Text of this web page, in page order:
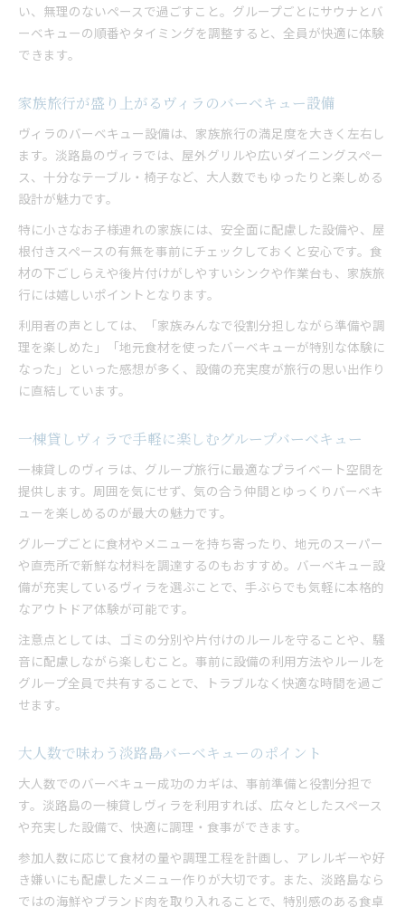
い、無理のないペースで過ごすこと。グループごとにサウナとバ
ーベキューの順番やタイミングを調整すると、全員が快適に体験
できます。
家族旅行が盛り上がるヴィラのバーベキュー設備
ヴィラのバーベキュー設備は、家族旅行の満足度を大きく左右し
ます。淡路島のヴィラでは、屋外グリルや広いダイニングスペー
ス、十分なテーブル・椅子など、大人数でもゆったりと楽しめる
設計が魅力です。
特に小さなお子様連れの家族には、安全面に配慮した設備や、屋
根付きスペースの有無を事前にチェックしておくと安心です。食
材の下ごしらえや後片付けがしやすいシンクや作業台も、家族旅
行には嬉しいポイントとなります。
利用者の声としては、「家族みんなで役割分担しながら準備や調
理を楽しめた」「地元食材を使ったバーベキューが特別な体験に
なった」といった感想が多く、設備の充実度が旅行の思い出作り
に直結しています。
一棟貸しヴィラで手軽に楽しむグループバーベキュー
一棟貸しのヴィラは、グループ旅行に最適なプライベート空間を
提供します。周囲を気にせず、気の合う仲間とゆっくりバーベキ
ューを楽しめるのが最大の魅力です。
グループごとに食材やメニューを持ち寄ったり、地元のスーパー
や直売所で新鮮な材料を調達するのもおすすめ。バーベキュー設
備が充実しているヴィラを選ぶことで、手ぶらでも気軽に本格的
なアウトドア体験が可能です。
注意点としては、ゴミの分別や片付けのルールを守ることや、騒
音に配慮しながら楽しむこと。事前に設備の利用方法やルールを
グループ全員で共有することで、トラブルなく快適な時間を過ご
せます。
大人数で味わう淡路島バーベキューのポイント
大人数でのバーベキュー成功のカギは、事前準備と役割分担で
す。淡路島の一棟貸しヴィラを利用すれば、広々としたスペース
や充実した設備で、快適に調理・食事ができます。
参加人数に応じて食材の量や調理工程を計画し、アレルギーや好
き嫌いにも配慮したメニュー作りが大切です。また、淡路島なら
ではの海鮮やブランド肉を取り入れることで、特別感のある食卓